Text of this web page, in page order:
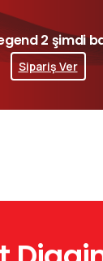
2 şimdi
Sipariş Ver